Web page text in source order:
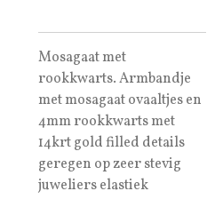
Mosagaat met
rookkwarts. Armbandje
met mosagaat ovaaltjes en
4mm rookkwarts met
14krt gold filled details
geregen op zeer stevig
juweliers elastiek